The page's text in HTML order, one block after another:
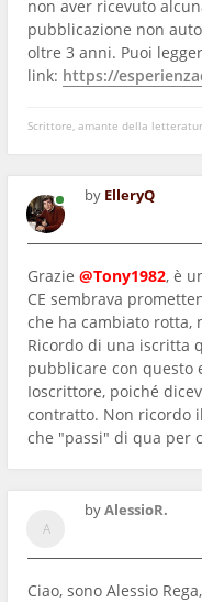
non aver ricevuto
pubblicazione non
oltre 3 anni. Puoi
link: https://
Scrittore, amante della
by ElleryQ
Grazie @Tony1982, è
CE sembrava
che ha cambiato rotta,
Ricordo di una iscritta
pubblicare con questo
Ioscrittore, poiché
contratto. Non ricordo
che "passi" di qua per
byAlessioR.
Ciao, sono Alessio